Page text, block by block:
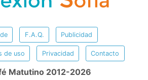
F.A.Q. Publicidad
de uso Privacidad Contacto
Matutino 2012-2026